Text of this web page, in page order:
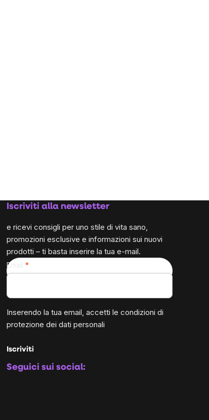
Iscriviti alla newsletter
e ricevi consigli per uno stile di vita sano,
promozioni esclusive e informazioni sui nuovi
prodotti – ti basta inserire la tua e-mail.
Email
Inserendo la tua email, accetti le condizioni di
protezione dei dati personali
Iscriviti
Seguici sui social: